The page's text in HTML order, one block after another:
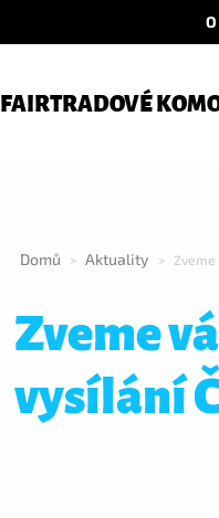
FAIRTRADOVÉ
Domů > Aktuality >
Zveme
vysílání